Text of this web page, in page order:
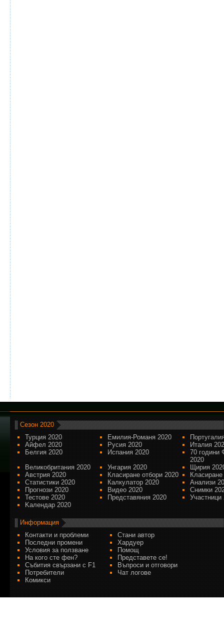
Сезон 2020
Турция 2020
Емилия-Романя 2020
Айфел 2020
Русия 2020
Италия
Белгия 2020
Испания 2020
70 години
2020
Великобритания 2020
Унгария 2020
Щирия
Австрия 2020
Класиране отбори 2020
Статистики 2020
Калкулатор 2020
Анализи
Прогнози 2020
Видео 2020
Снимки
Тестове 2020
Представяния 2020
Участници
Kалендар 2020
Информация
Контакти и проблеми
Стани автор
Последни промени
Хардуер
Условия за ползване
Помощ
На кого сте фен?
Представете се!
Събития свързани с F1
Въпроси и отговори
Потребители
Чат логове
Комикси